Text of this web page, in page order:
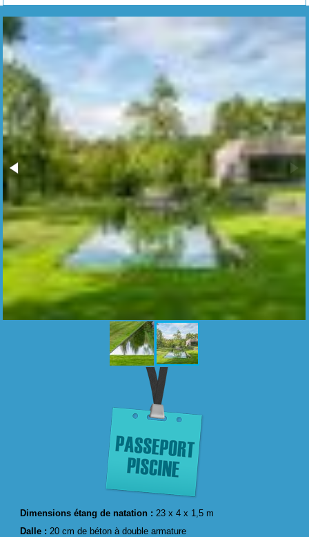
Dimensions étang de natation : 23 x 4 x 1,5 m
Dalle : 20 cm de béton à double armature